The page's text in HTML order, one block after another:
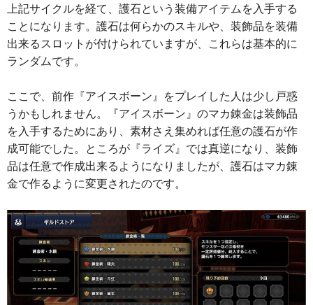
上記サイクルを経て、護石という装備アイテムを入手する
ことになります。護石は何らかのスキルや、装飾品を装備
出来るスロットが付けられていますが、これらは基本的に
ランダムです。
ここで、前作『アイスボーン』をプレイした人は少し戸惑
うかもしれません。『アイスボーン』のマカ錬金は装飾品
を入手するためにあり、素材さえ集めれば任意の護石が作
成可能でした。ところが『ライズ』では真逆になり、装飾
品は任意で作成出来るようになりましたが、護石はマカ錬
金で作るように変更されたのです。